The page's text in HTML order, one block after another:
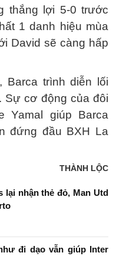
thắng lợi 5-0 trước
1 danh hiệu mùa
David sẽ càng hấp
Barca trình diễn lối
Sự cơ động của đôi
Yamal giúp Barca
đứng đầu BXH La
THÀNH LỘC
lại nhận thẻ đỏ, Man Utd
đi dạo vẫn giúp Inter